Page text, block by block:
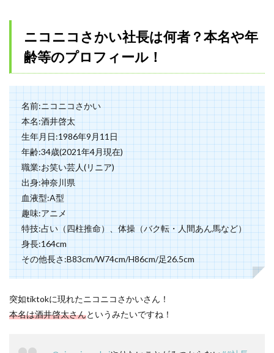
ニコニコさかい社長は何者？本名や年
齢等のプロフィール！
名前:ニコニコさかい
本名:酒井啓太
生年月日:1986年9月11日
年齢:34歳(2021年4月現在)
職業:お笑い芸人(リニア)
出身:神奈川県
血液型:A型
趣味:アニメ
特技:占い（四柱推命）、体操（バク転・人間あん馬など）
身長:164cm
その他長さ:B83cm/W74cm/H86cm/足26.5cm
突如tiktokに現れたニコニコさかいさん！
本名は酒井啓太さんというみたいですね！